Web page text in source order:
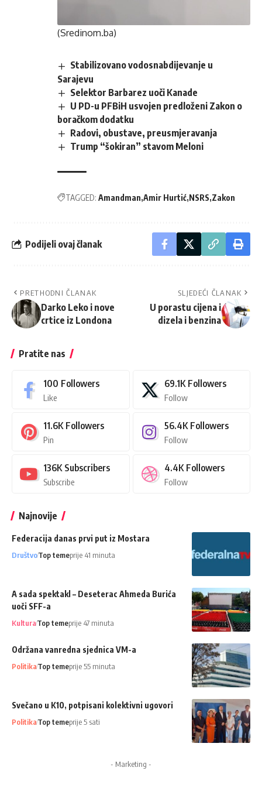
(Sredinom.ba)
Stabilizovano vodosnabdijevanje u
Sarajevu
Selektor Barbarez uoči Kanade
U PD-u PFBiH usvojen predloženi Zakon o
boračkom dodatku
Radovi, obustave, preusmjeravanja
Trump “šokiran” stavom Meloni
TAGGED: Amandman Amir Hurtić NSRS Zakon
Podijeli ovaj članak
PRETHODNI ČLANAK
Darko Leko i nove
crtice iz Londona
SLJEDEĆI ČLANAK
U porastu cijena i
dizela i benzina
Pratite nas
100 Followers
Like
69.1K Followers
Follow
11.6K Followers
Pin
56.4K Followers
Follow
136K Subscribers
Subscribe
4.4K Followers
Follow
Najnovije
Federacija danas prvi put iz Mostara
DruštvoTop temeprije 41 minuta
A sada spektakl – Deseterac Ahmeda Burića
uoči SFF-a
KulturaTop temeprije 47 minuta
Održana vanredna sjednica VM-a
PolitikaTop temeprije 55 minuta
Svečano u K10, potpisani kolektivni ugovori
PolitikaTop temeprije 5 sati
- Marketing -